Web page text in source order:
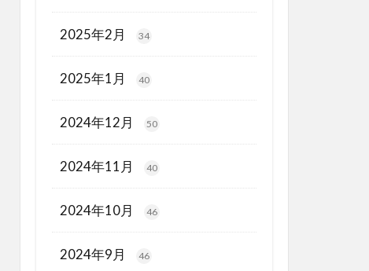
2025年2月 34
2025年1月 40
2024年12月 50
2024年11月 40
2024年10月 46
2024年9月 46